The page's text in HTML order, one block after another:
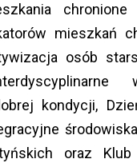
mieszkań
osób
kondycji,
oraz